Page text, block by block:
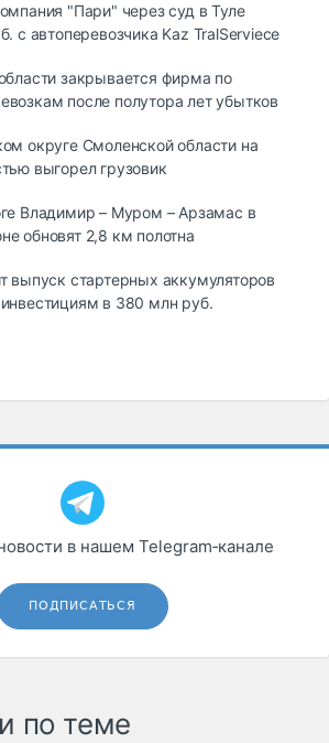
"Пари" через суд в Туле
с автоперевозчика Kaz TralServiece
закрывается фирма по
после полутора лет убытков
округе Смоленской области на
выгорел грузовик
Владимир – Муром – Арзамас в
обновят 2,8 км полотна
выпуск стартерных аккумуляторов
в 380 млн руб.
в нашем Telegram‑канале
ПОДПИСАТЬСЯ
по теме